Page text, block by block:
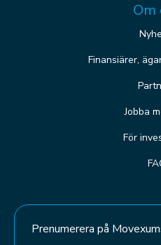
Om
Finansiärer,
Jobba
För
Prenumerera på